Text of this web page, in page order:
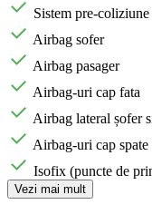
Sistem pre-coliziune
Airbag sofer
Airbag pasager
Airbag-uri cap fata
Airbag lateral șofer
Airbag-uri cap spate
Isofix (puncte de
Vezi mai mult